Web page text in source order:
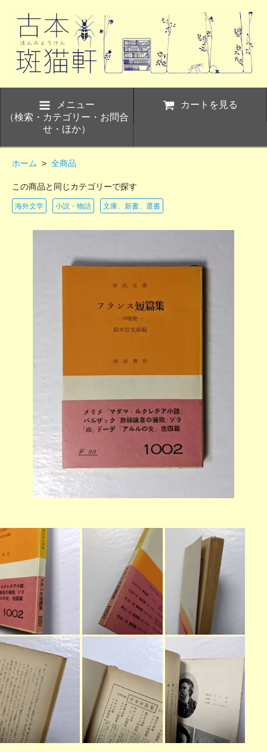
メニュー
（検索・カテゴリー・お問合
せ・ほか）
カートを見る
ホーム > 全商品
この商品と同じカテゴリーで探す
海外文学 小説・物語 文庫、新書、選書